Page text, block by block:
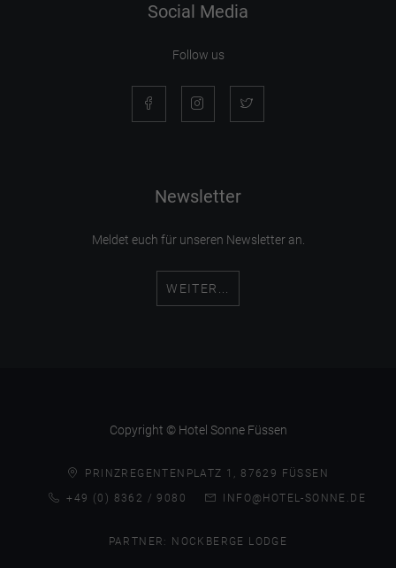
Social Media
Follow us
Newsletter
Meldet euch für unseren Newsletter an.
WEITER...
Copyright © Hotel Sonne Füssen
PRINZREGENTENPLATZ 1, 87629 FÜSSEN
+49 (0) 8362 / 9080
INFO@HOTEL-SONNE.DE
PARTNER: NOCKBERGE LODGE